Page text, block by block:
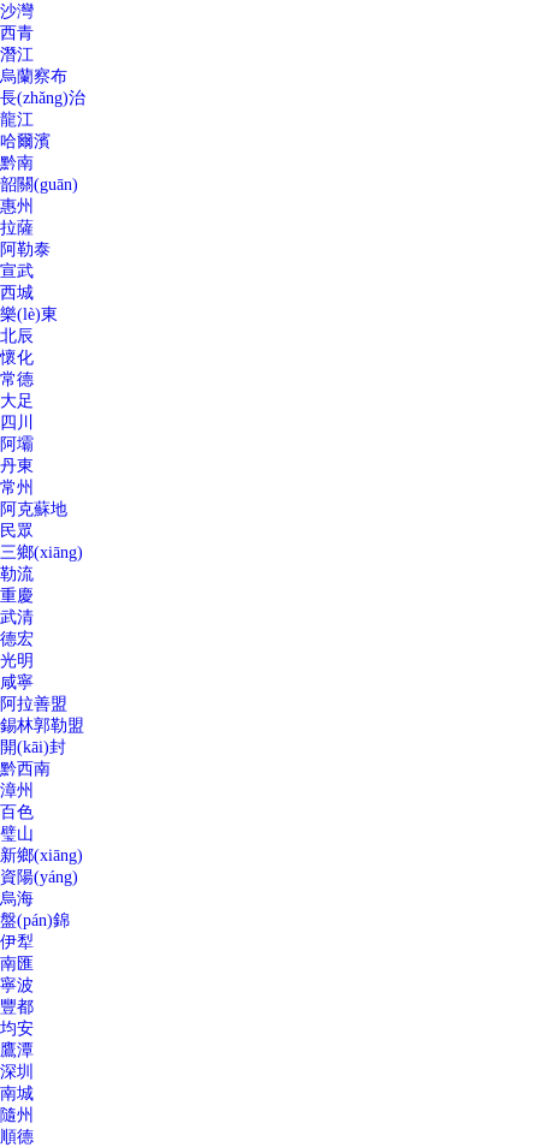
沙灣
西青
潛江
烏蘭察布
長(zhǎng)治
龍江
哈爾濱
黔南
韶關(guān)
惠州
拉薩
阿勒泰
宣武
西城
樂(lè)東
北辰
懷化
常德
大足
四川
阿壩
丹東
常州
阿克蘇地
民眾
三鄉(xiāng)
勒流
重慶
武清
德宏
光明
咸寧
阿拉善盟
錫林郭勒盟
開(kāi)封
黔西南
漳州
百色
璧山
新鄉(xiāng)
資陽(yáng)
烏海
盤(pán)錦
伊犁
南匯
寧波
豐都
均安
鷹潭
深圳
南城
隨州
順德